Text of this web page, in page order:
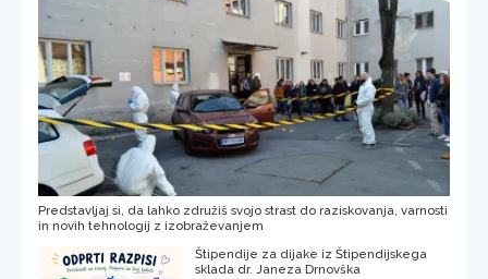
Predstavljaj si, da lahko združiš svojo strast do raziskovanja, varnosti
in novih tehnologij z izobraževanjem
Štipendije za dijake iz Štipendijskega
sklada dr. Janeza Drnovška